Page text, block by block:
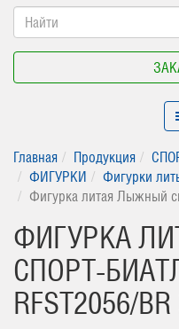
Главная Продукция
ФИГУРКИ
Фигурки
Фигурка литая Лыжный
ФИГУРКА
СПОРТ-
RFST2056/